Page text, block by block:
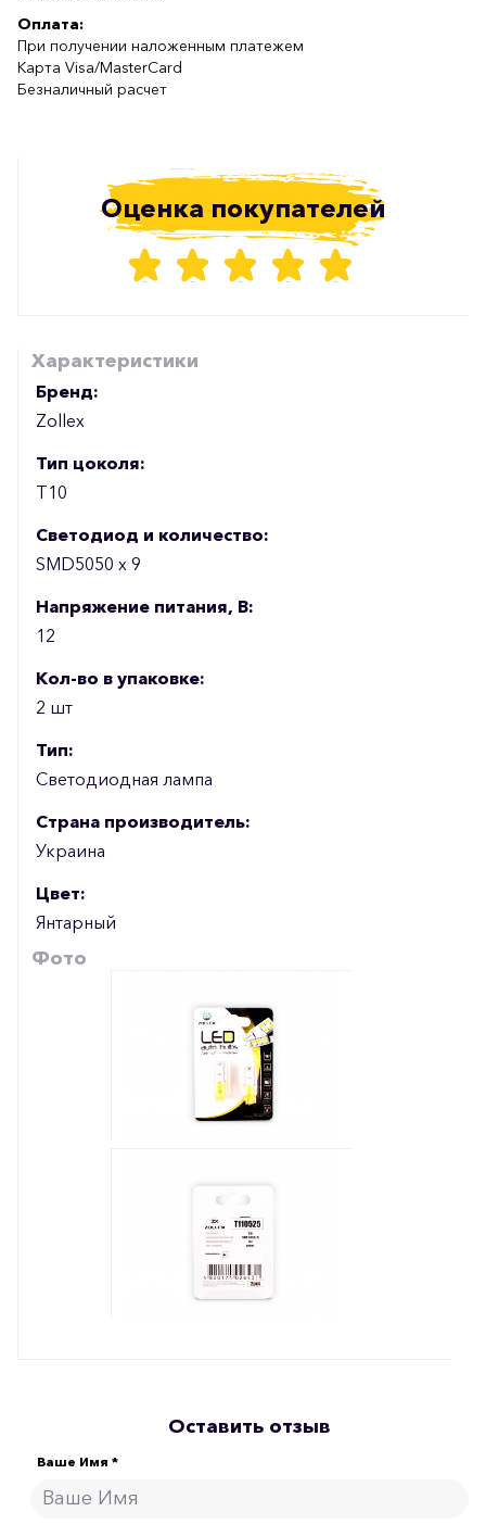
Оплата:
При получении наложенным платежем
Карта Visa/MasterCard
Безналичный расчет
Оценка покупателей
Характеристики
Бренд:
Zollex
Тип цоколя:
T10
Светодиод и количество:
SMD5050 x 9
Напряжение питания, В:
12
Кол-во в упаковке:
2 шт
Тип:
Светодиодная лампа
Страна производитель:
Украина
Цвет:
Янтарный
Фото
Оставить отзыв
Ваше Имя *